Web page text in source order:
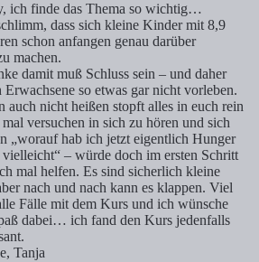
ich finde das Thema so wichtig…
dass sich kleine Kinder mit 8,9
schon anfangen genau darüber
machen.
damit muß Schluss sein – und daher
Erwachsene so etwas gar nicht vorleben.
auch nicht heißen stopft alles in euch rein
versuchen in sich zu hören und sich
„worauf hab ich jetzt eigentlich Hunger
– würde doch im ersten Schritt
mal helfen. Es sind sicherlich kleine
nach und nach kann es klappen. Viel
Fälle mit dem Kurs und ich wünsche
dabei… ich fand den Kurs jedenfalls
Tanja